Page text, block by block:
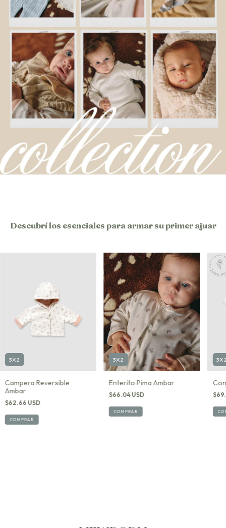
Descubrí los esenciales para armar su primer ajuar
3X2
Campera Reversible
Ambar
$62.66 USD
COMPRAR
3X2
Enterito Pima Ambar
$66.04 USD
COMPRAR